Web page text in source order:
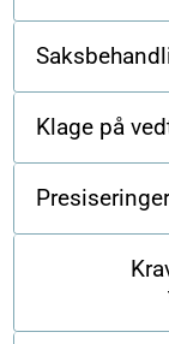
Klage på